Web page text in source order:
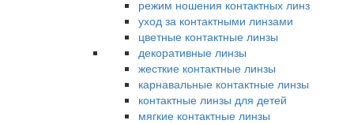
режим ношения контактных линз
уход за контактными линзами
цветные контактные линзы
декоративные линзы
жесткие контактные линзы
карнавальные контактные линзы
контактные линзы для детей
мягкие контактные линзы